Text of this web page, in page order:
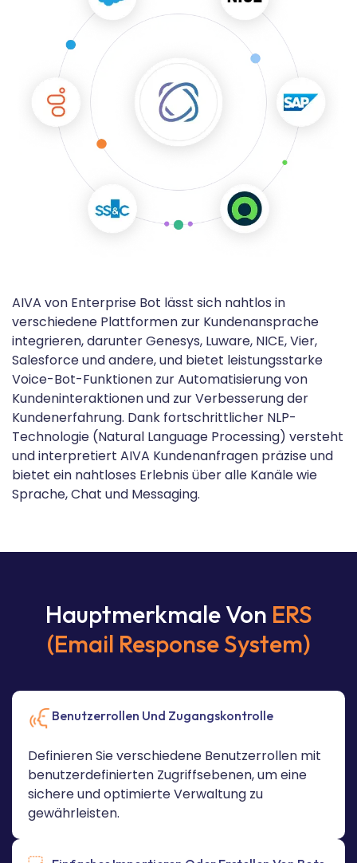
AIVA von Enterprise Bot lässt sich nahtlos in
verschiedene Plattformen zur Kundenansprache
integrieren, darunter Genesys, Luware, NICE, Vier,
Salesforce und andere, und bietet leistungsstarke
Voice-Bot-Funktionen zur Automatisierung von
Kundeninteraktionen und zur Verbesserung der
Kundenerfahrung. Dank fortschrittlicher NLP-
Technologie (Natural Language Processing) versteht
und interpretiert AIVA Kundenanfragen präzise und
bietet ein nahtloses Erlebnis über alle Kanäle wie
Sprache, Chat und Messaging.
Hauptmerkmale Von ERS
(Email Response System)
Benutzerrollen Und Zugangskontrolle
Definieren Sie verschiedene Benutzerrollen mit
benutzerdefinierten Zugriffsebenen, um eine
sichere und optimierte Verwaltung zu
gewährleisten.